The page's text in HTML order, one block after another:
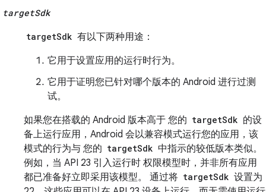
targetSdk
targetSdk 有以下两种用途：
它用于设置应用的运行时行为。
它用于证明您已针对哪个版本的 Android 进行过测
试。
如果您在搭载的 Android 版本高于 您的 targetSdk 的设
备上运行应用，Android 会以兼容模式运行您的应用，该
模式的行为与 您的 targetSdk 中指示的较低版本类似。
例如，当 API 23 引入运行时 权限模型时，并非所有应用
都已准备好立即采用该模型。 通过将 targetSdk 设置为